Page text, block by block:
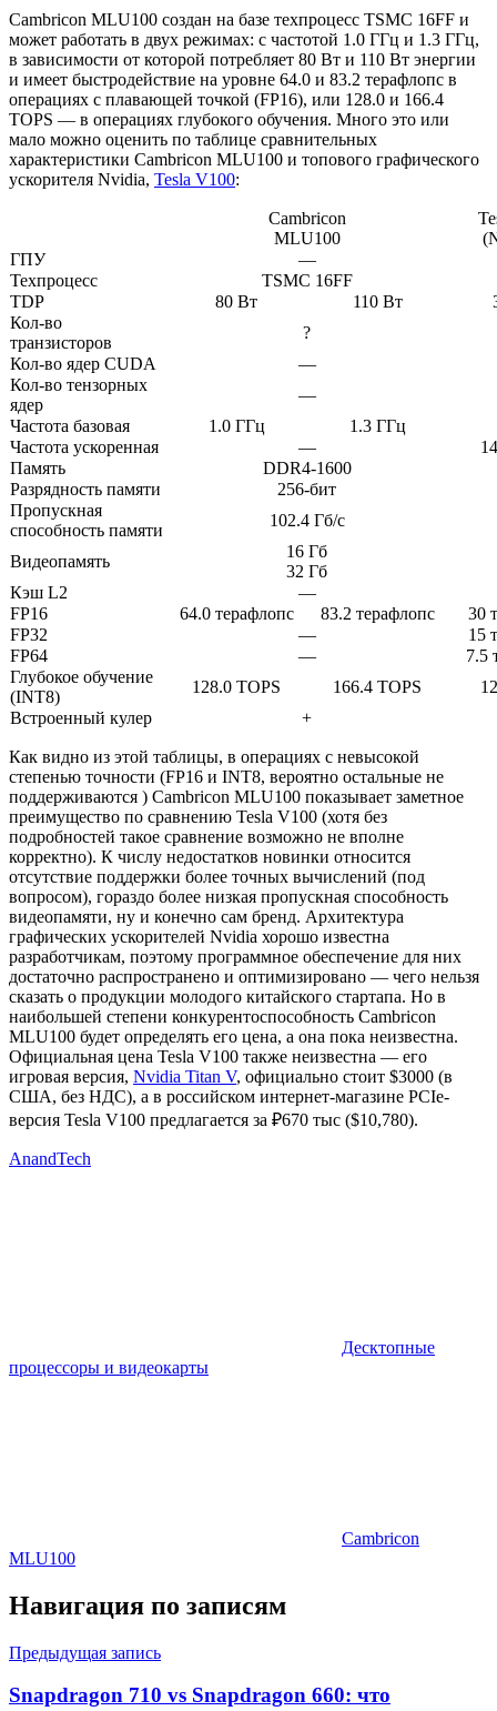
Cambricon MLU100 создан на базе техпроцесс TSMC 16FF и
может работать в двух режимах: с частотой 1.0 ГГц и 1.3 ГГц,
в зависимости от которой потребляет 80 Вт и 110 Вт энергии
и имеет быстродействие на уровне 64.0 и 83.2 терафлопс в
операциях с плавающей точкой (FP16), или 128.0 и 166.4
TOPS — в операциях глубокого обучения. Много это или
мало можно оценить по таблице сравнительных
характеристики Cambricon MLU100 и топового графического
ускорителя Nvidia, Tesla V100:
Cambricon
MLU100
ГПУ
—
Техпроцесс
TSMC 16FF
TDP
80 Вт 110 Вт
Кол-во
транзисторов
?
Кол-во ядер CUDA
—
Кол-во тензорных
ядер
—
Частота базовая
1.0 ГГц
1.3 ГГц
Частота ускоренная
—
Память
DDR4-1600
Разрядность памяти
256-бит
Пропускная
способность памяти
102.4 Гб/с
Видеопамять
16 Гб
32 Гб
Кэш L2
—
FP16
64.0 терафлопс 83.2 терафлопс
30
FP32
—
15
FP64
—
7.5
Глубокое обучение
(INT8)
128.0 TOPS 166.4 TOPS
Встроенный кулер
+
Как видно из этой таблицы, в операциях с невысокой
степенью точности (FP16 и INT8, вероятно остальные не
поддерживаются ) Cambricon MLU100 показывает заметное
преимущество по сравнению Tesla V100 (хотя без
подробностей такое сравнение возможно не вполне
корректно). К числу недостатков новинки относится
отсутствие поддержки более точных вычислений (под
вопросом), гораздо более низкая пропускная способность
видеопамяти, ну и конечно сам бренд. Архитектура
графических ускорителей Nvidia хорошо известна
разработчикам, поэтому программное обеспечение для них
достаточно распространено и оптимизировано — чего нельзя
сказать о продукции молодого китайского стартапа. Но в
наибольшей степени конкурентоспособность Cambricon
MLU100 будет определять его цена, а она пока неизвестна.
Официальная цена Tesla V100 также неизвестна — его
игровая версия, Nvidia Titan V, официально стоит $3000 (в
США, без НДС), а в российском интернет-магазине PCIe-
версия Tesla V100 предлагается за ₽670 тыс ($10,780).
AnandTech
Десктопные
процессоры и видеокарты
Cambricon
MLU100
Навигация по записям
Предыдущая запись
Snapdragon 710 vs Snapdragon 660: что